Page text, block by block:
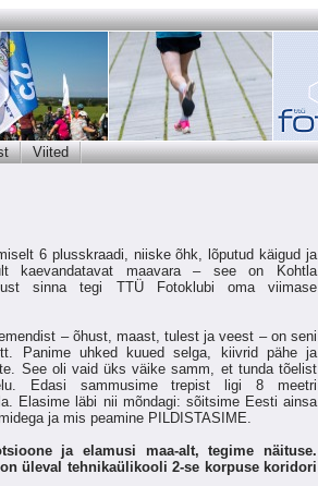
Viited
6 plusskraadi, niiske õhk, lõputud käigud ja
kaevandatavat maavara – see on Kohtla
sinna tegi TTÜ Fotoklubi oma viimase
– õhust, maast, tulest ja veest – on seni
Panime uhked kuued selga, kiivrid pähe ja
See oli vaid üks väike samm, et tunda tõelist
Edasi sammusime trepist ligi 8 meetri
Elasime läbi nii mõndagi: sõitsime Eesti ainsa
ja mis peamine PILDISTASIME.
ja elamusi maa-alt, tegime näituse.
üleval tehnikaülikooli 2-se korpuse koridori